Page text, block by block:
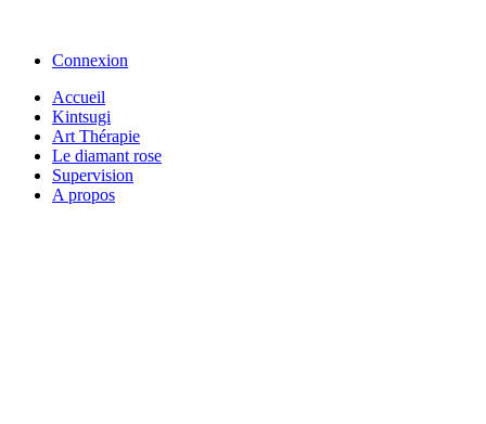
Connexion
Accueil
Kintsugi
Art Thérapie
Le diamant rose
Supervision
A propos